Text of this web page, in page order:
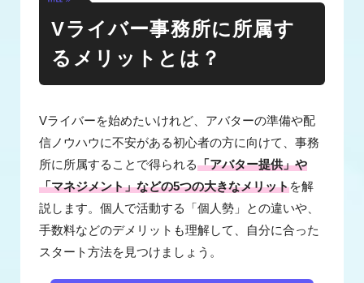
Vライバー事務所に所属す
るメリットとは？
Vライバーを始めたいけれど、アバターの準備や配
信ノウハウに不安がある初心者の方に向けて、事務
所に所属することで得られる「アバター提供」や
「マネジメント」などの5つの大きなメリットを解
説します。個人で活動する「個人勢」との違いや、
手数料などのデメリットも理解して、自分に合った
スタート方法を見つけましょう。